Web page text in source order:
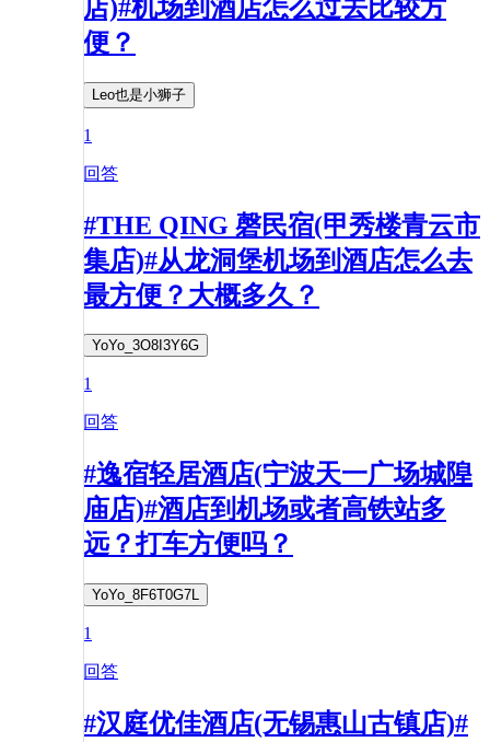
店)#机场到酒店怎么过去比较方
便？
Leo也是小狮子
1
回答
#THE QING 磬民宿(甲秀楼青云市
集店)#从龙洞堡机场到酒店怎么去
最方便？大概多久？
YoYo_3O8I3Y6G
1
回答
#逸宿轻居酒店(宁波天一广场城隍
庙店)#酒店到机场或者高铁站多
远？打车方便吗？
YoYo_8F6T0G7L
1
回答
#汉庭优佳酒店(无锡惠山古镇店)#